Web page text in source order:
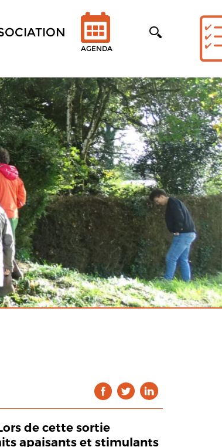
AGENDA
de cette sortie
apaisants et stimulants